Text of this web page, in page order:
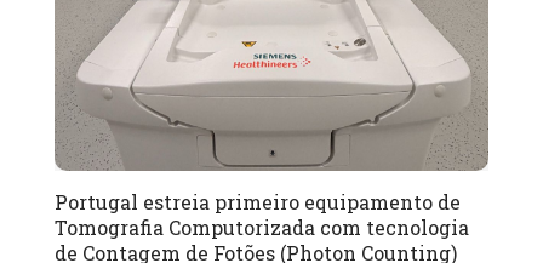
Portugal estreia primeiro equipamento de
Tomografia Computorizada com tecnologia
de Contagem de Fotões (Photon Counting)